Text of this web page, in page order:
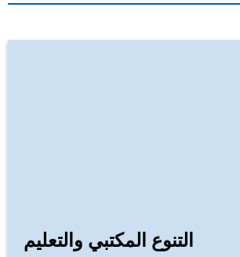
التنوع المكتبي والتعليم